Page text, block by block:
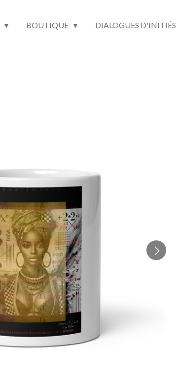
BOUTIQUE DIALOGUES D'INITIÉS